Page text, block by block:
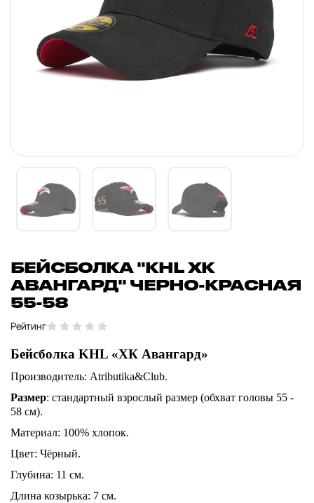
БЕЙСБОЛКА "KHL ХК
АВАНГАРД" ЧЕРНО-КРАСНАЯ
55-58
Рейтинг
Бейсболка KHL «ХК Авангард»
Производитель: Atributika&Club.
Размер: стандартный взрослый размер (обхват головы 55 -
58 см).
Материал: 100% хлопок.
Цвет: Чёрный.
Глубина: 11 см.
Длина козырька: 7 см.